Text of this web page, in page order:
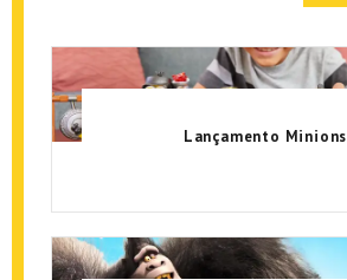
Lançamento Minions